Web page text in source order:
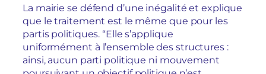
La mairie se défend d’une inégalité et explique
que le traitement est le même que pour les
partis politiques. “Elle s’applique
uniformément à l’ensemble des structures :
ainsi, aucun parti politique ni mouvement